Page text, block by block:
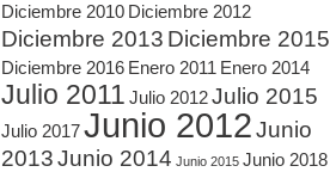
Diciembre 2010 Diciembre 2012
Diciembre 2013 Diciembre 2015
Diciembre 2016 Enero 2011 Enero 2014
Julio 2011 Julio 2012Julio 2015
Julio 2017Junio 2012Junio
2013Junio 2014 Junio 2015 Junio 2018